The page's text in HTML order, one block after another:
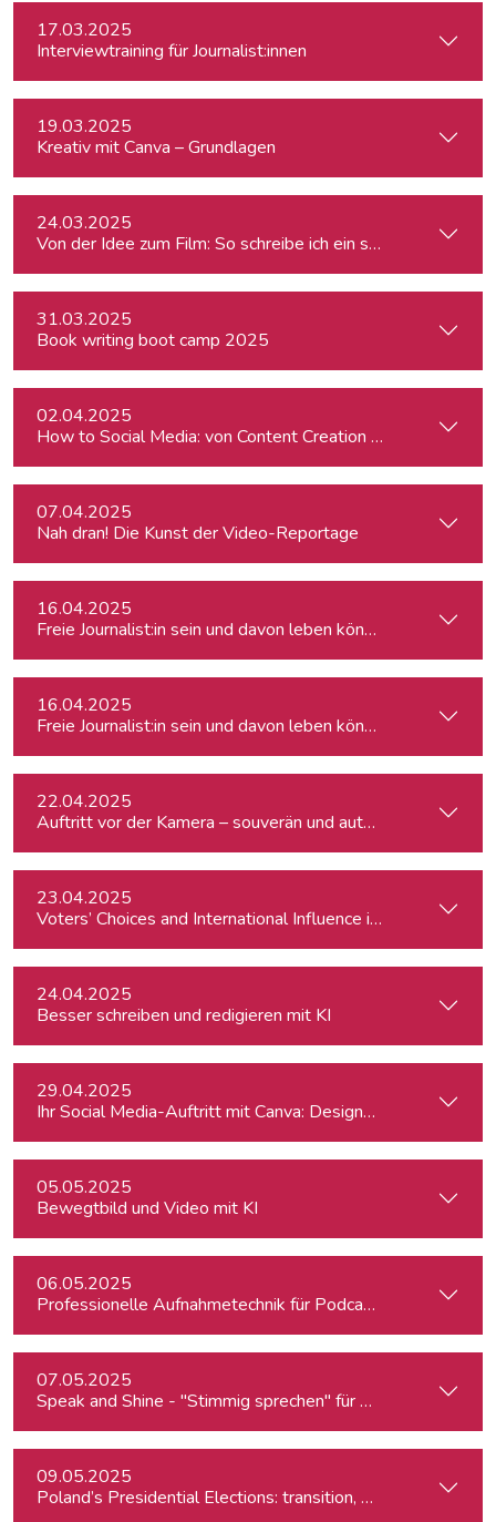
17.03.2025
Interviewtraining für Journalist:innen
19.03.2025
Kreativ mit Canva – Grundlagen
24.03.2025
Von der Idee zum Film: So schreibe ich ein schlüssiges
31.03.2025
Book writing boot camp 2025
02.04.2025
How to Social Media: von Content Creation bis zum
07.04.2025
Nah dran! Die Kunst der Video-Reportage
16.04.2025
Freie Journalist:in sein und davon leben können: So geht's
16.04.2025
Freie Journalist:in sein und davon leben können: So geht's
22.04.2025
Auftritt vor der Kamera – souverän und authentisch
23.04.2025
Voters’ Choices and International Influence in Romania’s
24.04.2025
Besser schreiben und redigieren mit KI
29.04.2025
Ihr Social Media-Auftritt mit Canva: Designs, die begeistern
05.05.2025
Bewegtbild und Video mit KI
06.05.2025
Professionelle Aufnahmetechnik für Podcasts & Radio
07.05.2025
Speak and Shine - "Stimmig sprechen" für Podcast,
09.05.2025
Poland’s Presidential Elections: transition, migration, war,